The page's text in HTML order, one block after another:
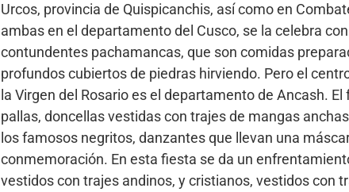
Urcos, provincia de Quispicanchis, así como en
ambas en el departamento del Cusco, se la celebra
contundentes pachamancas, que son comidas
profundos cubiertos de piedras hirviendo. Pero el
la Virgen del Rosario es el departamento de Ancash.
pallas, doncellas vestidas con trajes de mangas
los famosos negritos, danzantes que llevan una
conmemoración. En esta fiesta se da un
vestidos con trajes andinos, y cristianos, vestidos con